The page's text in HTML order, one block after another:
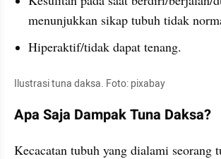
menunjukkan sikap tubuh tidak
Hiperaktif/tidak dapat tenang.
Ilustrasi tuna daksa. Foto: pixabay
Apa Saja Dampak Tuna Daksa?
Kecacatan tubuh yang dialami seorang